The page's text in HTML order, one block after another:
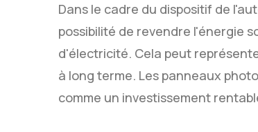
Dans le cadre du dispositif de
possibilité de revendre l'énergie
d'électricité. Cela peut
à long terme. Les panneaux
comme un investissement